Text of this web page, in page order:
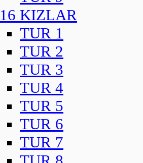
16 KIZLAR
TUR 1
TUR 2
TUR 3
TUR 4
TUR 5
TUR 6
TUR 7